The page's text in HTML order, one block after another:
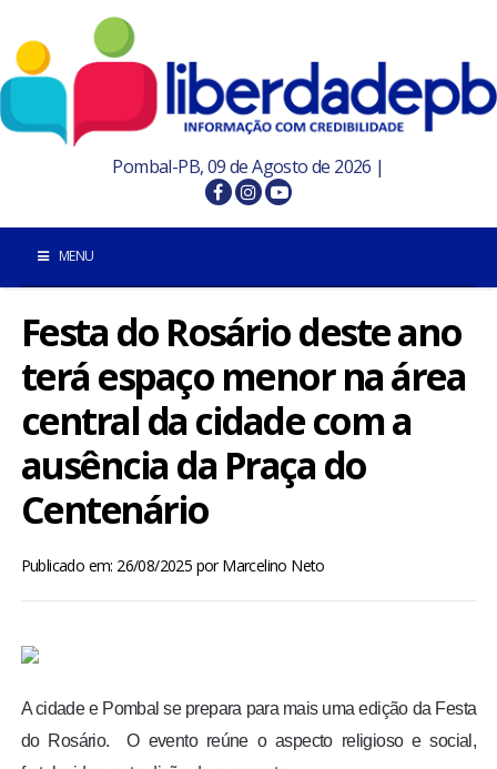
Pombal-PB, 09 de Agosto de 2026 |
MENU
INÍCIO
POMBAL E REGIÃO
BRASIL
MUNDO
ENTRETENIMENTO
ENQUETE
Festa do Rosário deste ano
terá espaço menor na área
central da cidade com a
ausência da Praça do
Centenário
Publicado em: 26/08/2025 porMarcelino Neto
A cidade e Pombal se prepara para mais uma edição da Festa
do Rosário. O evento reúne o aspecto religioso e social,